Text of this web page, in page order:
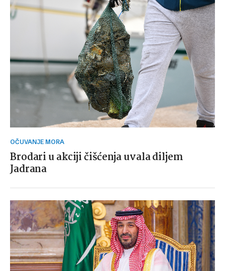
OČUVANJE MORA
Brodari u akciji čišćenja uvala diljem
Jadrana